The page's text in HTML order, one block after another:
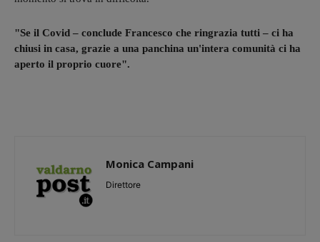
"Se il Covid – conclude Francesco che ringrazia tutti – ci ha
chiusi in casa, grazie a una panchina un'intera comunità ci ha
aperto il proprio cuore".
Monica Campani
Direttore